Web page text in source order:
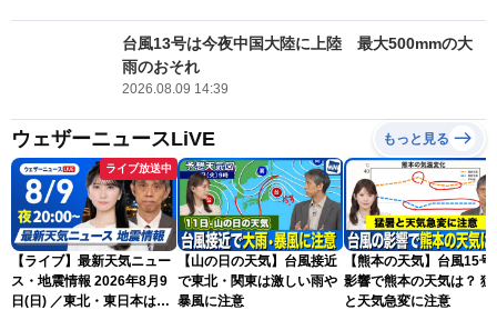
台風13号は今夜中国大陸に上陸 最大500mmの大
雨のおそれ
2026.08.09 14:39
ウェザーニュースLiVE もっと見る
ライブ放送中
【ライブ】最新天気ニュー
ス・地震情報 2026年8月9
日(日) ／東北・東日本は急
【山の日の天気】台風接近
で東北・関東は激しい雨や
暴風に注意
【熊本の天気】台風15号
影響で熊本の天気は？ 猛
と天気急変に注意